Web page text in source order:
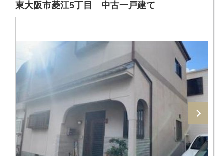
東大阪市菱江5丁目 中古一戸建て